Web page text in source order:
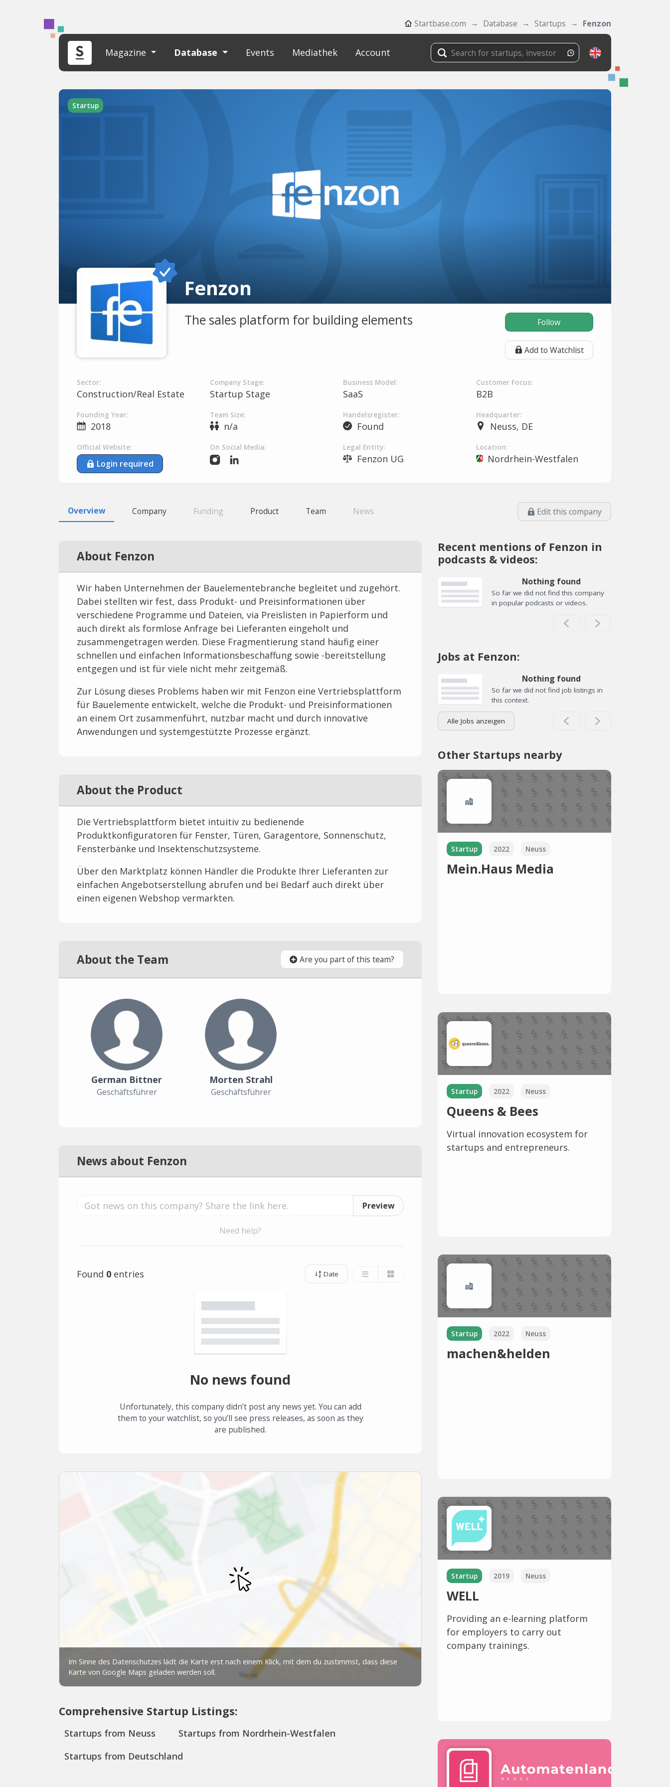
Startbase.com Database Startups Fenzon
Magazine Database Events Mediathek Account
Startup
Fenzon
The sales platform for building elements Follow
Add to Watchlist
Sector:
Construction/Real Estate
Company Stage:
Startup Stage
Business Model:
SaaS
Customer Focus:
B2B
Founding Year:
2018
Team Size:
n/a
Handelsregister:
Found
Headquarter:
Neuss, DE
Official Website:
Login required
On Social Media: Legal Entity:
Fenzon UG
Location:
Nordrhein-Westfalen
Overview Company Funding Product Team News Edit this company
About Fenzon
Wir haben Unternehmen der Bauelementebranche begleitet und zugehört.
Dabei stellten wir fest, dass Produkt- und Preisinformationen über
verschiedene Programme und Dateien, via Preislisten in Papierform und
auch direkt als formlose Anfrage bei Lieferanten eingeholt und
zusammengetragen werden. Diese Fragmentierung stand häufig einer
schnellen und einfachen Informationsbeschaffung sowie -bereitstellung
entgegen und ist für viele nicht mehr zeitgemäß.
Zur Lösung dieses Problems haben wir mit Fenzon eine Vertriebsplattform
für Bauelemente entwickelt, welche die Produkt- und Preisinformationen
an einem Ort zusammenführt, nutzbar macht und durch innovative
Anwendungen und systemgestützte Prozesse ergänzt.
About the Product
Die Vertriebsplattform bietet intuitiv zu bedienende
Produktkonfiguratoren für Fenster, Türen, Garagentore, Sonnenschutz,
Fensterbänke und Insektenschutzsysteme.
Über den Marktplatz können Händler die Produkte Ihrer Lieferanten zur
einfachen Angebotserstellung abrufen und bei Bedarf auch direkt über
einen eigenen Webshop vermarkten.
About the Team Are you part of this team?
German Bittner
Geschäftsführer
Morten Strahl
Geschäftsführer
News about Fenzon
Preview
Need help?
Found 0 entries Date
No news found
Unfortunately, this company didn’t post any news yet. You can add
them to your watchlist, so you’ll see press releases, as soon as they
are published.
Comprehensive Startup Listings:
Startups from Neuss
Startups from Nordrhein-Westfalen
Startups from Deutschland
Recent mentions of Fenzon in
podcasts & videos:
Nothing found
So far we did not find this company
in popular podcasts or videos.
Jobs at Fenzon:
Nothing found
So far we did not find job listings in
this context.
Alle Jobs anzeigen
Other Startups nearby
Startup 2022 Neuss
Mein.Haus Media
Startup 2022 Neuss
Queens & Bees
Virtual innovation ecosystem for
startups and entrepreneurs.
Startup 2022 Neuss
machen&helden
Startup 2019 Neuss
WELL
Providing an e-learning platform
for employers to carry out
company trainings.